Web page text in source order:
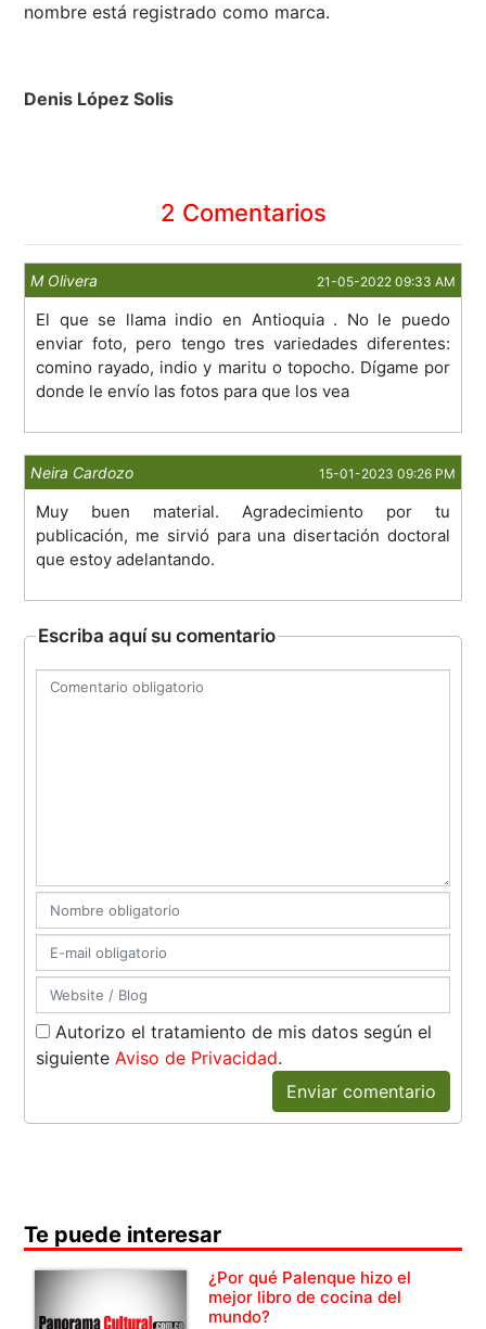
nombre está registrado como marca.
Denis López Solis
2 Comentarios
M Olivera 21-05-2022 09:33 AM
El que se llama indio en Antioquia . No le puedo
enviar foto, pero tengo tres variedades diferentes:
comino rayado, indio y maritu o topocho. Dígame por
donde le envío las fotos para que los vea
Neira Cardozo 15-01-2023 09:26 PM
Muy buen material. Agradecimiento por tu
publicación, me sirvió para una disertación doctoral
que estoy adelantando.
Escriba aquí su comentario
Autorizo el tratamiento de mis datos según el
siguienteAviso de Privacidad.
Enviar comentario
Te puede interesar
¿Por qué Palenque hizo el
mejor libro de cocina del
mundo?